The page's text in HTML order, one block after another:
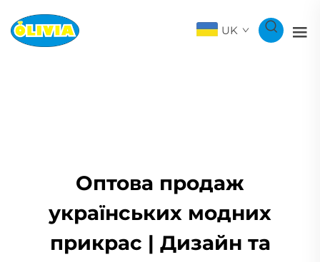
UK
Оптова продаж
українських модних
прикрас | Дизайн та